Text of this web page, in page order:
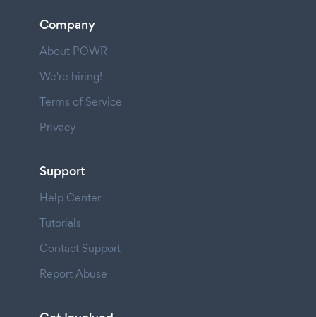
Company
About POWR
We're hiring!
Terms of Service
Privacy
Support
Help Center
Tutorials
Contact Support
Report Abuse